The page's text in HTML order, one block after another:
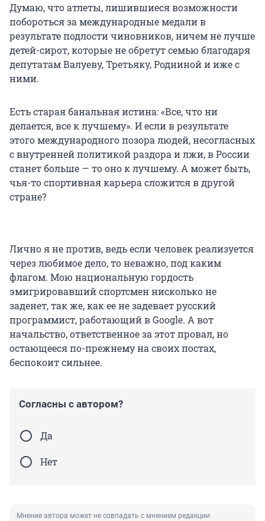
Думаю, что атлеты, лишившиеся возможности
побороться за международные медали в
результате подлости чиновников, ничем не лучше
детей-сирот, которые не обретут семью благодаря
депутатам Валуеву, Третьяку, Родниной и иже с
ними.
Есть старая банальная истина: «Все, что ни
делается, все к лучшему». И если в результате
этого международного позора людей, несогласных
с внутренней политикой раздора и лжи, в России
станет больше — то оно к лучшему. А может быть,
чья-то спортивная карьера сложится в другой
стране?
Лично я не против, ведь если человек реализуется
через любимое дело, то неважно, под каким
флагом. Мою национальную гордость
эмигрировавший спортсмен нисколько не
заденет, так же, как ее не задевает русский
программист, работающий в Google. А вот
начальство, ответственное за этот провал, но
остающееся по-прежнему на своих постах,
беспокоит сильнее.
Согласны с автором?
Да
Нет
Мнение автора может не совпадать с мнением редакции